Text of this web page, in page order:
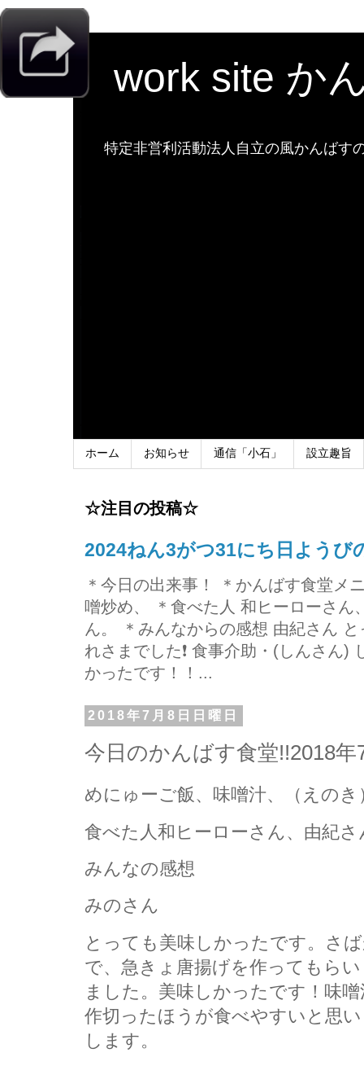
work site か
特定非営利活動法人自立の風かんばす
ホーム お知らせ 通信「小石」 設立趣旨
☆注目の投稿☆
2024ねん3がつ31にち日ようび
＊今日の出来事！ ＊かんばす食堂メ
噌炒め、 ＊食べた人 和ヒーローさん
ん。 ＊みんなからの感想 由紀さん
れさまでした❗ 食事介助・(しんさん)
かったです！！...
2018年7月8日日曜日
今日のかんばす食堂!!2018年
めにゅーご飯、味噌汁、（えの
食べた人和ヒーローさん、由紀
みんなの感想
みのさん
とっても美味しかったです。さ
で、急きょ唐揚げを作ってもら
ました。美味しかったです！味
作切ったほうが食べやすいと思
します。